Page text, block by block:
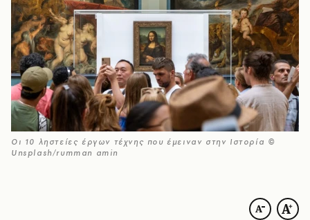
Οι 10 ληστείες έργων τέχνης που έμειναν στην Ιστορία ©
Unsplash/rumman amin